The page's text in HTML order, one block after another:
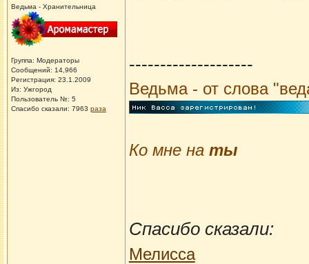
Ведьма - Хранительница
Группа: Модераторы
Сообщений: 14,966
Регистрация: 23.1.2009
Из: Ужгород
Пользователь №: 5
Спасибо сказали: 7963 раза
--------------------
Ведьма - от слова
Ко мне на ты
Спасибо сказали:
Мелисса